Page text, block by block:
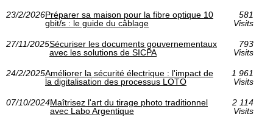
23/2/2026Préparer sa maison pour la fibre optique 10
gbit/s : le guide du câblage
581
Visits
27/11/2025Sécuriser les documents gouvernementaux
avec les solutions de SICPA
793
Visits
24/2/2025Améliorer la sécurité électrique : l'impact de
la digitalisation des processus LOTO
1 961
Visits
07/10/2024Maîtrisez l'art du tirage photo traditionnel
avec Labo Argentique
2 114
Visits